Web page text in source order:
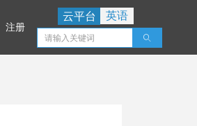
注册
云平台 英语
ꄠ